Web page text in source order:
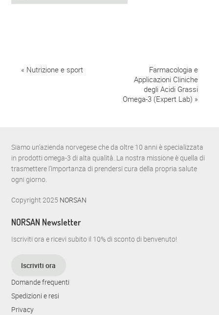
o
N
v
i
g
i
o
« Nutrizione e sport
Farmacologia e
Applicazioni Cliniche
degli Acidi Grassi
Omega-3 (Expert Lab) »
Siamo un’azienda norvegese che da oltre 10 anni è specializzata
in prodotti omega-3 di alta qualità. La nostra missione è quella di
trasmettere l’importanza di prendersi cura della propria salute
ogni giorno.
Copyright 2025 NORSAN
NORSAN Newsletter
Iscriviti ora e ricevi subito il 10% di sconto di benvenuto!
Iscriviti ora
Domande frequenti
Spedizioni e resi
Privacy